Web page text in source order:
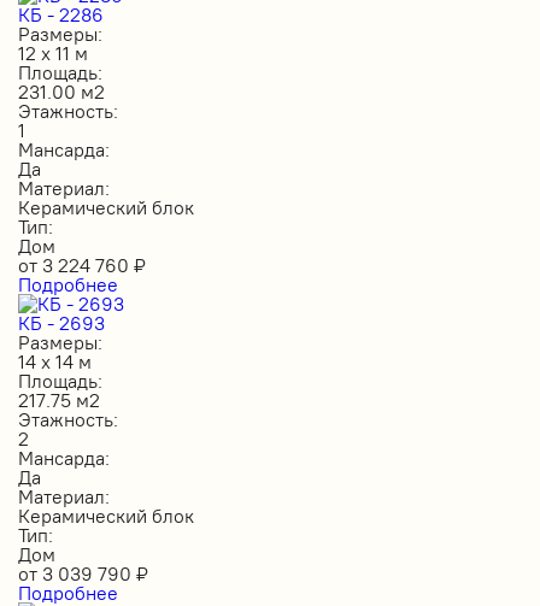
КБ - 2286
Размеры:
12 х 11 м
Площадь:
231.00 м2
Этажность:
1
Мансарда:
Да
Материал:
Керамический блок
Тип:
Дом
от 3 224 760 ₽
Подробнее
КБ - 2693
Размеры:
14 х 14 м
Площадь:
217.75 м2
Этажность:
2
Мансарда:
Да
Материал:
Керамический блок
Тип:
Дом
от 3 039 790 ₽
Подробнее